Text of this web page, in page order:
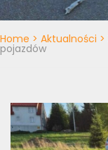
Home > Aktualności >
pojazdów